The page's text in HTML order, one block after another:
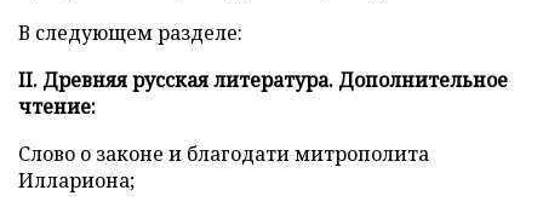
В следующем разделе:
II. Древняя русская литература. Дополнительное
чтение:
Слово о законе и благодати митрополита
Иллариона;